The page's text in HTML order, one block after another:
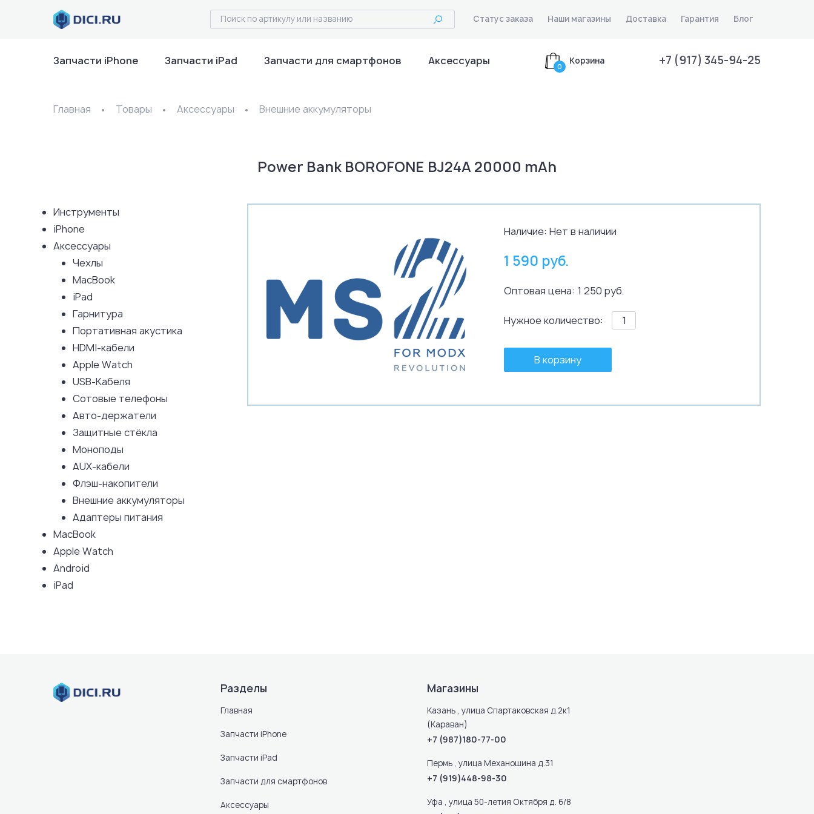
Статус заказа Наши магазины Доставка Гарантия Блог
Запчасти iPhone Запчасти iPad Запчасти для смартфонов Аксессуары 0
Корзина +7 (917) 345-94-25
Главная Товары Аксессуары Внешние аккумуляторы
Power Bank BOROFONE BJ24A 20000 mAh
Инструменты
iPhone
Аксессуары
Чехлы
MacBook
iPad
Гарнитура
Портативная акустика
HDMI-кабели
Apple Watch
USB-Кабеля
Сотовые телефоны
Авто-держатели
Защитные стёкла
Моноподы
AUX-кабели
Флэш-накопители
Внешние аккумуляторы
Адаптеры питания
MacBook
Apple Watch
Android
iPad
Наличие: Нет в наличии
1 590 руб.
Оптовая цена: 1 250 руб.
Нужное количество:
В корзину
Разделы
Главная
Запчасти iPhone
Запчасти iPad
Запчасти для смартфонов
Аксессуары
Магазины
Казань , улица Спартаковская д.2к1
(Караван)
+7 (987)180-77-00
Пермь , улица Механошина д.31
+7 (919)448-98-30
Уфа , улица 50-летия Октября д. 6/8